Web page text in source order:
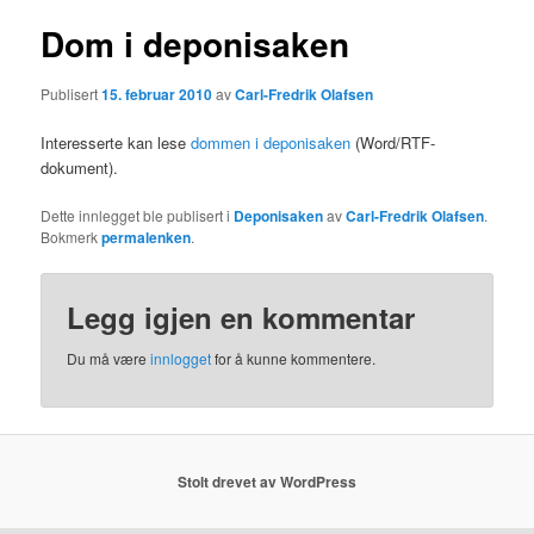
Dom i deponisaken
Publisert15. februar 2010avCarl-Fredrik Olafsen
Interesserte kan lesedommen i deponisaken (Word/RTF-
dokument).
Dette innlegget ble publisert i DeponisakenavCarl-Fredrik Olafsen.
Bokmerkpermalenken.
Legg igjen en kommentar
Du må væreinnloggetfor å kunne kommentere.
Stolt drevet av WordPress